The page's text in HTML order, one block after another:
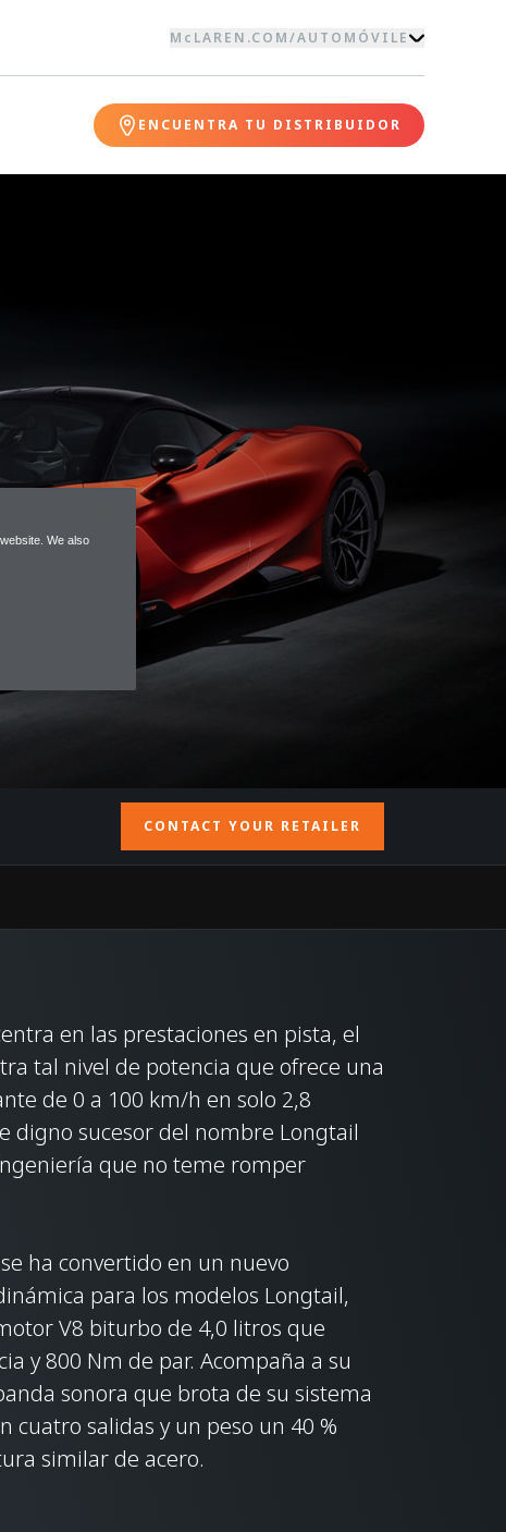
McLAREN.COM/AUTOMÓVILE
ENCUENTRA TU DISTRIBUIDOR
CONTACT YOUR RETAILER
en las prestaciones en pista, el
tal nivel de potencia que ofrece una
de 0 a 100 km/h en solo 2,8
digno sucesor del nombre Longtail
que no teme romper
ha convertido en un nuevo
para los modelos Longtail,
V8 biturbo de 4,0 litros que
y 800 Nm de par. Acompaña a su
sonora que brota de su sistema
cuatro salidas y un peso un 40 %
similar de acero.
We also